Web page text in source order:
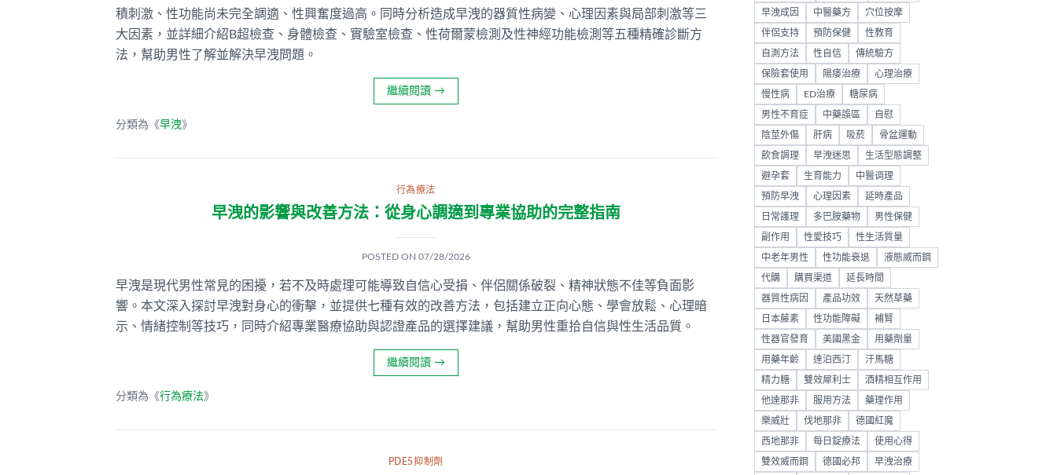
積刺激、性功能尚未完全調適、性興奮度過高。同時分析造成早洩的器質性病變、心理因素與局部刺激等三
大因素，並詳細介紹B超檢查、身體檢查、實驗室檢查、性荷爾蒙檢測及性神經功能檢測等五種精確診斷方
法，幫助男性了解並解決早洩問題。
繼續閱讀 →
分類為《早洩》
行為療法
早洩的影響與改善方法：從身心調適到專業協助的完整指南
POSTED ON 07/28/2026
早洩是現代男性常見的困擾，若不及時處理可能導致自信心受損、伴侶關係破裂、精神狀態不佳等負面影
響。本文深入探討早洩對身心的衝擊，並提供七種有效的改善方法，包括建立正向心態、學會放鬆、心理暗
示、情緒控制等技巧，同時介紹專業醫療協助與認證產品的選擇建議，幫助男性重拾自信與性生活品質。
繼續閱讀 →
分類為《行為療法》
PDE5抑制劑
早洩成因 中醫藥方 穴位按摩
伴侶支持 預防保健 性教育
自測方法 性自信 傳統驗方
保險套使用 陽痿治療 心理治療
慢性病 ED治療 糖尿病
男性不育症 中藥誤區 自慰
陰莖外傷 肝病 吸菸 骨盆運動
飲食調理 早洩迷思 生活型態調整
避孕套 生育能力 中醫调理
預防早洩 心理因素 延時產品
日常護理 多巴胺藥物 男性保健
副作用 性愛技巧 性生活質量
中老年男性 性功能衰退 液態威而鋼
代購 購買渠道 延長時間
器質性病因 產品功效 天然草藥
日本藤素 性功能障礙 補腎
性器官發育 美國黑金 用藥劑量
用藥年齡 達泊西汀 汗馬糖
精力糖 雙效犀利士 酒精相互作用
他達那非 服用方法 藥理作用
樂威壯 伐地那非 德國紅魔
西地那非 每日錠療法 使用心得
雙效威而鋼 德國必邦 早洩治療